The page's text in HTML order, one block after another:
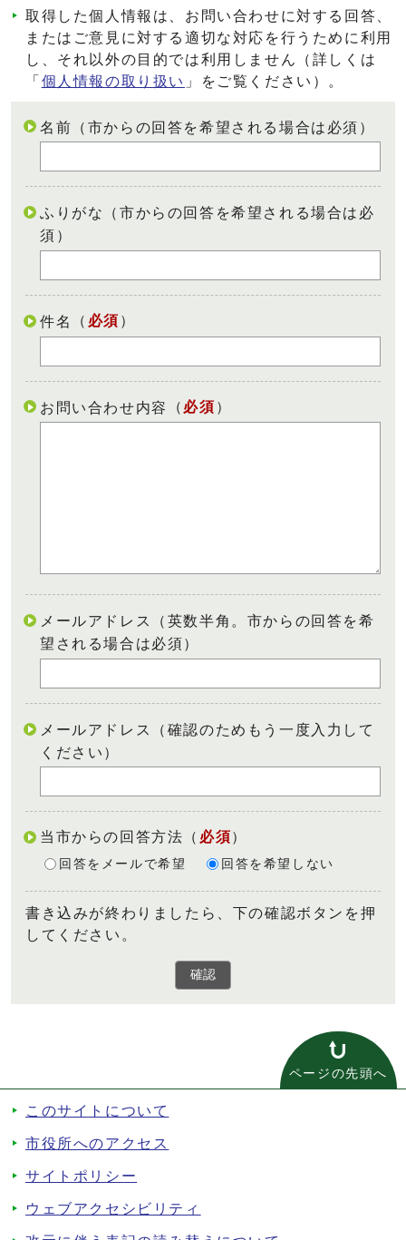
取得した個人情報は、お問い合わせに対する回答、
またはご意見に対する適切な対応を行うために利用
し、それ以外の目的では利用しません（詳しくは
「 個人情報の取り扱い 」をご覧ください）。
名前（市からの回答を希望される場合は必須）
ふりがな（市からの回答を希望される場合は必
須）
件名 （ 必須 ）
お問い合わせ内容 （ 必須 ）
メールアドレス（英数半角。市からの回答を希
望される場合は必須）
メールアドレス（確認のためもう一度入力して
ください）
当市からの回答方法 （ 必須）
回答をメールで希望 回答を希望しない
書き込みが終わりましたら、下の確認ボタンを押
してください。
確認
ページの先頭へ
このサイトについて
市役所へのアクセス
サイトポリシー
ウェブアクセシビリティ